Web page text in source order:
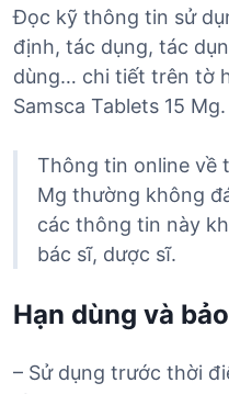
Đọc kỹ thông tin sử
định, tác dụng, tác
dùng… chi tiết trên tờ
Samsca Tablets 15 Mg.
Thông tin online về
Mg thường không
các thông tin này
bác sĩ, dược sĩ.
Hạn dùng và
– Sử dụng trước thời